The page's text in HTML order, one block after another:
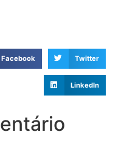
Facebook Twitter
LinkedIn